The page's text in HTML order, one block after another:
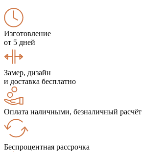
Изготовление
от 5 дней
Замер, дизайн
и доставка бесплатно
Оплата наличными, безналичный расчёт
Беспроцентная рассрочка